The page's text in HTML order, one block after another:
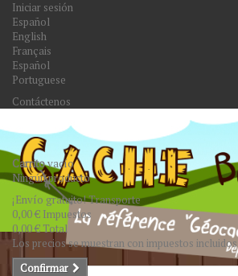
Iniciar sesión
Español
English
Français
Español
Portuguese
Contáctenos
Carritovacío
Ningún producto
¡Envío gratuito!Transporte
0,00 € Impuestos
0,00 €Total
Los precios se muestran con impuestos incluidos
Confirmar